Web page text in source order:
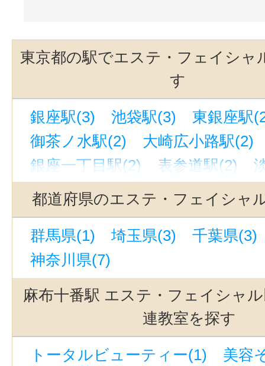
東京都の駅でエステ・フェイシャ
す
銀座駅(3) 池袋駅(3)
東銀座駅
御茶ノ水駅(2)
大崎広小路駅(2)
銀座一丁目駅(2)
表参道駅(2)
新御茶ノ水駅(2)
小川町駅(東京
秋葉原駅(2)
神田駅(東京)(2)
上野御徒町駅(1)
東池袋四丁目
京橋駅(東京)(1)
田端駅(東京)(1)
末広町駅(東京
宝町駅(東京)(1)
阿佐ケ谷駅(1)
千石駅(1)
中目
青山一丁目駅(1)
湯島駅(東京)(1)
都道府県のエステ・フェイシャ
群馬県(1) 埼玉県(3)
千葉県(3)
神奈川県(7)
麻布十番駅 エステ・フェイシャ
連教室を探す
トータルビューティー(1) 美容